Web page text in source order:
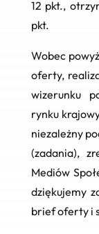
12 pkt.,
pkt.
Wobec
oferty,
wizerunku
rynku
niezależny
(zadania),
Mediów
dziękujemy
brief oferty i